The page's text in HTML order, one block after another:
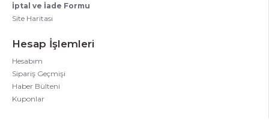
İptal ve İade Formu
Site Haritası
Hesap İşlemleri
Hesabım
Sipariş Geçmişi
Haber Bülteni
Kuponlar